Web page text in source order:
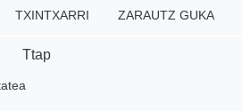
TXINTXARRI ZARAUTZ GUKA
Ttap